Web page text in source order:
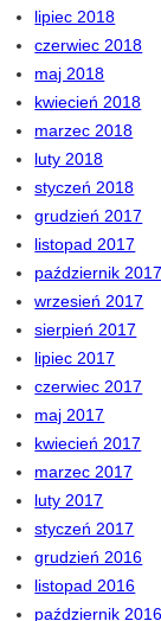
lipiec 2018
czerwiec 2018
maj 2018
kwiecień 2018
marzec 2018
luty 2018
styczeń 2018
grudzień 2017
listopad 2017
październik 2017
wrzesień 2017
sierpień 2017
lipiec 2017
czerwiec 2017
maj 2017
kwiecień 2017
marzec 2017
luty 2017
styczeń 2017
grudzień 2016
listopad 2016
październik 2016